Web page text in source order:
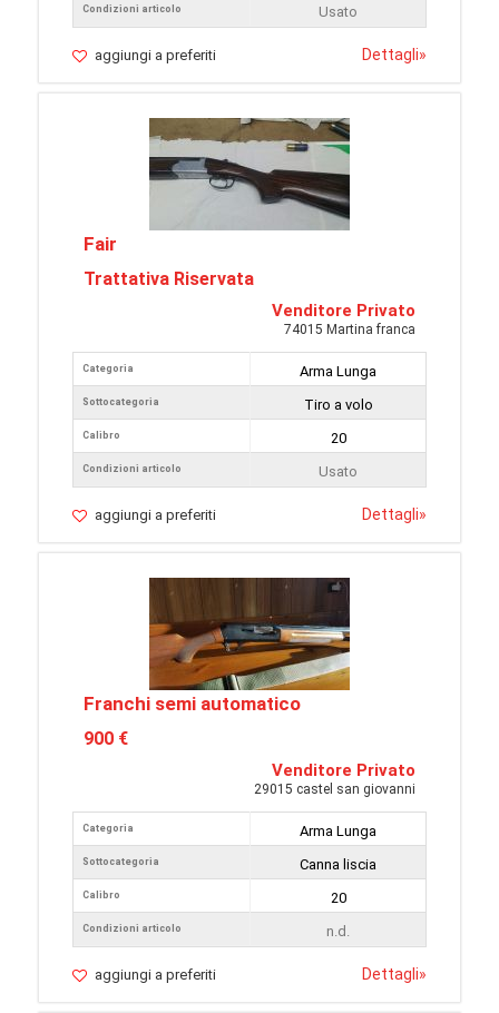
Condizioni articolo Usato
aggiungi a preferiti Dettagli»
Fair
Trattativa Riservata
Venditore Privato
74015 Martina franca
Categoria
Sottocategoria
Calibro
Condizioni articolo
Arma Lunga
Tiro a volo
20
Usato
aggiungi a preferiti Dettagli»
Franchi semi automatico
900 €
Venditore Privato
29015 castel san giovanni
Categoria
Sottocategoria
Calibro
Condizioni articolo
Arma Lunga
Canna liscia
20
n.d.
aggiungi a preferiti Dettagli»